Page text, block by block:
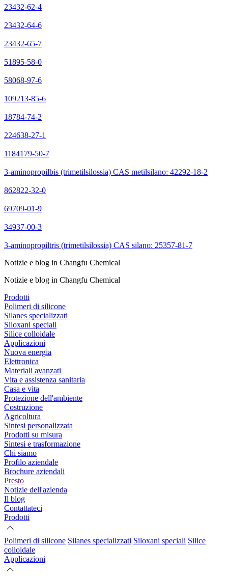
23432-62-4
23432-64-6
23432-65-7
51895-58-0
58068-97-6
109213-85-6
18784-74-2
224638-27-1
1184179-50-7
3-aminopropilbis (trimetilsilossia) CAS metilsilano: 42292-18-2
862822-32-0
69709-01-9
34937-00-3
3-aminopropiltris (trimetilsilossia) CAS silano: 25357-81-7
Notizie e blog in Changfu Chemical
Notizie e blog in Changfu Chemical
Prodotti
Polimeri di silicone
Silanes specializzati
Siloxani speciali
Silice colloidale
Applicazioni
Nuova energia
Elettronica
Materiali avanzati
Vita e assistenza sanitaria
Casa e vita
Protezione dell'ambiente
Costruzione
Agricoltura
Sintesi personalizzata
Prodotti su misura
Sintesi e trasformazione
Chi siamo
Profilo aziendale
Brochure aziendali
Presto
Notizie dell'azienda
Il blog
Contattateci
Prodotti
Polimeri di silicone Silanes specializzati Siloxani speciali Silice
colloidale
Applicazioni